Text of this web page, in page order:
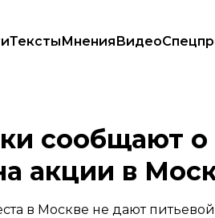
ТекстыМненияВидео
задержанных на акции в Москве
сообщают
акции в
в Москве не дают